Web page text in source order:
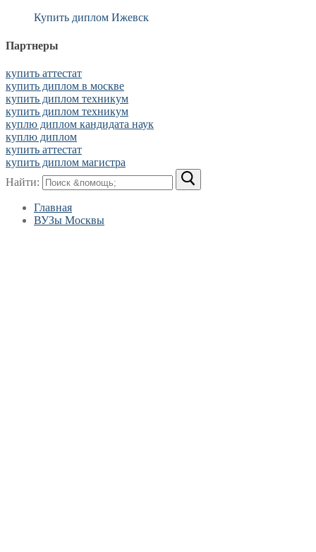
Купить диплом Ижевск
Партнеры
купить аттестат
купить диплом в москве
купить диплом техникум
купить диплом техникум
куплю диплом кандидата наук
куплю диплом
купить аттестат
купить диплом магистра
Найти:
Главная
ВУЗы Москвы